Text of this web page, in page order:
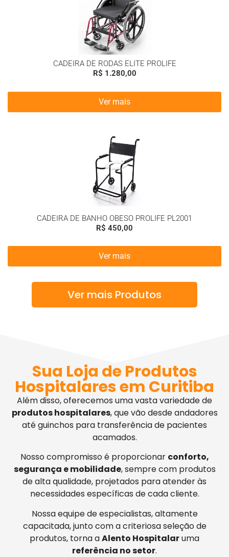
CADEIRA DE RODAS ELITE PROLIFE
R$ 1.280,00
Ver mais
CADEIRA DE BANHO OBESO PROLIFE PL2001
R$ 450,00
Ver mais
Ver mais Produtos
Sua Loja de Produtos
Hospitalares em Curitiba
Além disso, oferecemos uma vasta variedade de
produtos hospitalares, que vão desde andadores
até guinchos para transferência de pacientes
acamados.
Nosso compromisso é proporcionar conforto,
segurança e mobilidade, sempre com produtos
de alta qualidade, projetados para atender às
necessidades específicas de cada cliente.
Nossa equipe de especialistas, altamente
capacitada, junto com a criteriosa seleção de
produtos, torna aAlento Hospitalaruma
referência no setor.